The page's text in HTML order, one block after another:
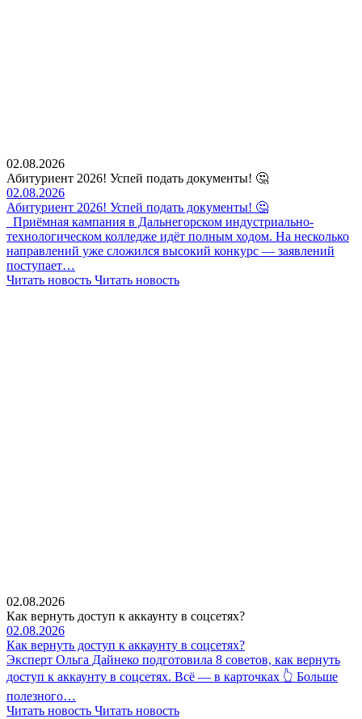
02.08.2026
Абитуриент 2026! Успей подать документы! 🤔
02.08.2026
Абитуриент 2026! Успей подать документы! 🤔
Приёмная кампания в Дальнегорском индустриально-
технологическом колледже идёт полным ходом. На несколько
направлений уже сложился высокий конкурс — заявлений
поступает…
Читать новость Читать новость
02.08.2026
Как вернуть доступ к аккаунту в соцсетях?
02.08.2026
Как вернуть доступ к аккаунту в соцсетях?
Эксперт Ольга Дайнеко подготовила 8 советов, как вернуть
доступ к аккаунту в соцсетях. Всё — в карточках 👆 Больше
полезного…
Читать новость Читать новость